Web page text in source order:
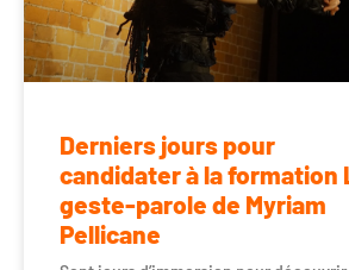
Derniers jours pour
candidater à la formation
geste-parole de Myriam
Pellicane